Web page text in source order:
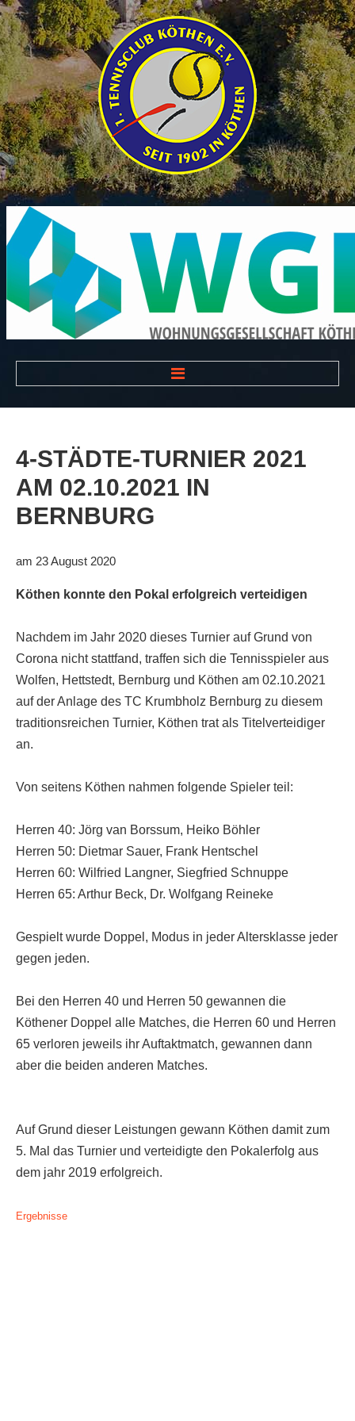
VEREIN
Der Vorstand
Das Clubhaus
Bespannungsservice
Die Geschichte
Die Sponsoren
Punktspiele
Erwachsene
Jugend
Trainingszeiten
Trainer
Platz buchen
Kinder- und Jugendtraining
EVENTS & TURNIERE
5. Kreismeisterschaften Anhalt Bitterfeld Kinder und
Vereinsturniere 2026
4-STÄDTE-TURNIER 2021
AM 02.10.2021 IN
BERNBURG
am 23 August 2020
Köthen konnte den Pokal erfolgreich verteidigen
Nachdem im Jahr 2020 dieses Turnier auf Grund von
Corona nicht stattfand, traffen sich die Tennisspieler aus
Wolfen, Hettstedt, Bernburg und Köthen am 02.10.2021
auf der Anlage des TC Krumbholz Bernburg zu diesem
traditionsreichen Turnier, Köthen trat als Titelverteidiger
an.
Von seitens Köthen nahmen folgende Spieler teil:
Herren 40: Jörg van Borssum, Heiko Böhler
Herren 50: Dietmar Sauer, Frank Hentschel
Herren 60: Wilfried Langner, Siegfried Schnuppe
Herren 65: Arthur Beck, Dr. Wolfgang Reineke
Gespielt wurde Doppel, Modus in jeder Altersklasse jeder
gegen jeden.
Bei den Herren 40 und Herren 50 gewannen die
Köthener Doppel alle Matches, die Herren 60 und Herren
65 verloren jeweils ihr Auftaktmatch, gewannen dann
aber die beiden anderen Matches.
Auf Grund dieser Leistungen gewann Köthen damit zum
5. Mal das Turnier und verteidigte den Pokalerfolg aus
dem jahr 2019 erfolgreich.
Ergebnisse